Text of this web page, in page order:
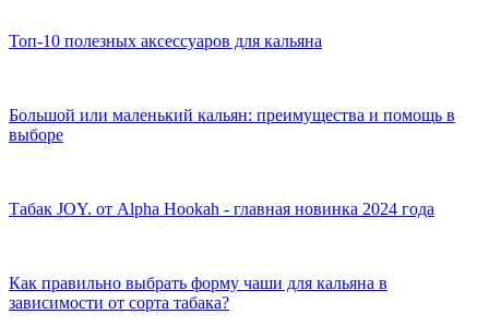
Топ-10 полезных аксессуаров для кальяна
Большой или маленький кальян: преимущества и помощь в
выборе
Табак JOY. от Alpha Hookah - главная новинка 2024 года
Как правильно выбрать форму чаши для кальяна в
зависимости от сорта табака?